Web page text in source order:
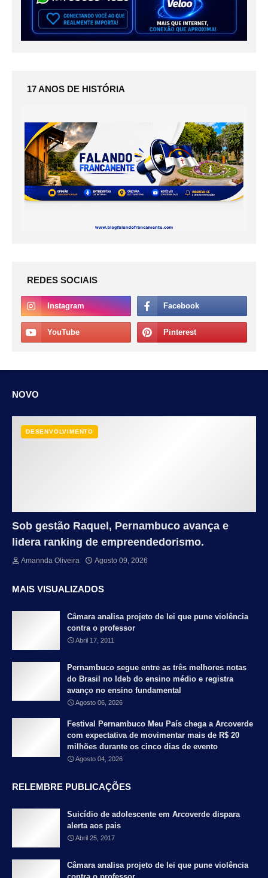
17 ANOS DE HISTÓRIA
REDES SOCIAIS
NOVO
DESENVOLVIMENTO
Sob gestão Raquel, Pernambuco avança e
lidera ranking de empreendedorismo.
Amannda Oliveira Agosto 09, 2026
MAIS VISUALIZADOS
Câmara analisa projeto de lei que pune violência
contra o professor
Abril 17, 2011
Pernambuco segue entre as três melhores notas
do Brasil no Ideb do ensino médio e registra
avanço no ensino fundamental
Agosto 06, 2026
Festival Pernambuco Meu País chega a Arcoverde
com expectativa de movimentar mais de R$ 20
milhões durante os cinco dias de evento
Agosto 04, 2026
RELEMBRE PUBLICAÇÕES
Suicídio de adolescente em Arcoverde dispara
alerta aos pais
Abril 25, 2017
Câmara analisa projeto de lei que pune violência